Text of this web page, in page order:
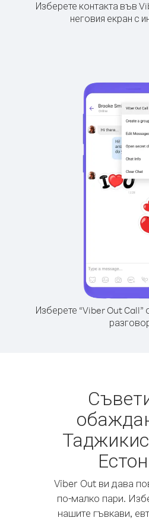
Изберете контакта във
неговия екран с
Изберете “Viber Out Call”
Viber Out ви дава
по-малко пари.
нашите гъвкави,